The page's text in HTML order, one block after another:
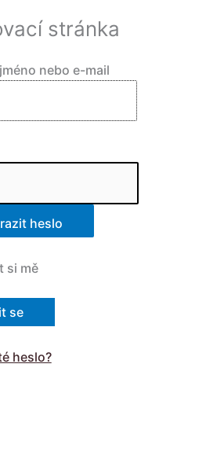
stránka
nebo e-mail
heslo
si mě
heslo?